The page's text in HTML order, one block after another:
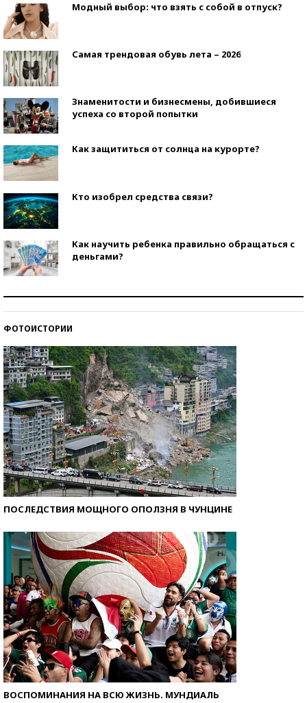
Модный выбор: что взять с собой в отпуск?
Самая трендовая обувь лета – 2026
Знаменитости и бизнесмены, добившиеся
успеха со второй попытки
Как защититься от солнца на курорте?
Кто изобрел средства связи?
Как научить ребенка правильно обращаться с
деньгами?
ФОТОИСТОРИИ
ПОСЛЕДСТВИЯ МОЩНОГО ОПОЛЗНЯ В ЧУНЦИНЕ
ВОСПОМИНАНИЯ НА ВСЮ ЖИЗНЬ. МУНДИАЛЬ